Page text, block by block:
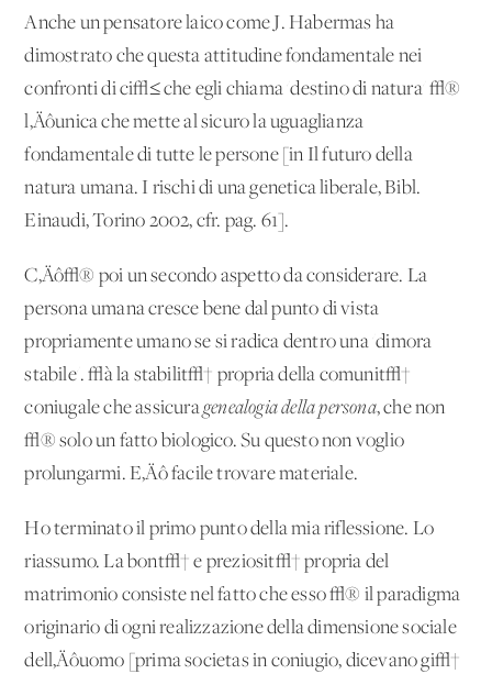
Anche un pensatore laico come J. Habermas ha
dimostrato che questa attitudine fondamentale nei
confronti di ci√≤ che egli chiama 'destino di natura' √®
l‚Äôunica che mette al sicuro la uguaglianza
fondamentale di tutte le persone [in Il futuro della
natura umana. I rischi di una genetica liberale, Bibl.
Einaudi, Torino 2002, cfr. pag. 61].
C‚Äô√® poi un secondo aspetto da considerare. La
persona umana cresce bene dal punto di vista
propriamente umano se si radica dentro una 'dimora
stabile'. √à la stabilit√† propria della comunit√†
coniugale che assicuragenealogia della persona, che non
√® solo un fatto biologico. Su questo non voglio
prolungarmi. E‚Äô facile trovare materiale.
Ho terminato il primo punto della mia riflessione. Lo
riassumo. La bont√† e preziosit√† propria del
matrimonio consiste nel fatto che esso √® il paradigma
originario di ogni realizzazione della dimensione sociale
dell‚Äôuomo [prima societas in coniugio, dicevano gi√†